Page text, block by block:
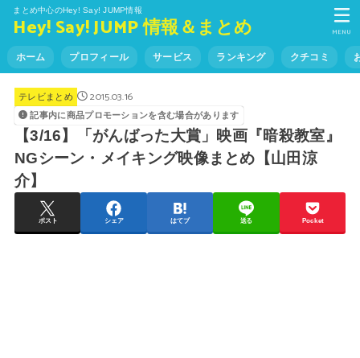
まとめ中心のHey! Say! JUMP情報
Hey! Say! JUMP 情報＆まとめ
ホーム プロフィール サービス ランキング クチコミ
MENU
テレビまとめ 2015.03.16
記事内に商品プロモーションを含む場合があります
【3/16】「がんばった大賞」映画『暗殺教室』
NGシーン・メイキング映像まとめ【山田涼
介】
ポスト シェア はてブ 送る Pocket